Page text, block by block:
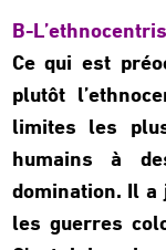
B-
Ce qui est
plutôt
limites les
humains à
domination. Il
les guerres